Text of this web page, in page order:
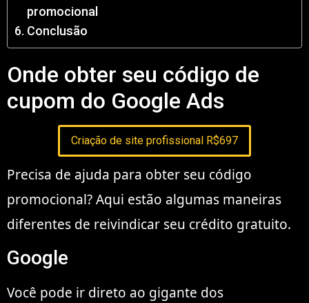
promocional
Conclusão
Onde obter seu código de
cupom do Google Ads
Criação de site profissional R$697
Precisa de ajuda para obter seu código
promocional? Aqui estão algumas maneiras
diferentes de reivindicar seu crédito gratuito.
Google
Você pode ir direto ao gigante dos